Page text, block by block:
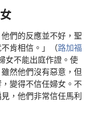
們的反應並不好，聖
肯相信。」（路加福
女不能出庭作證。使
然他們沒有惡意，但
變得不信任婦女。不
，他們非常信任馬利